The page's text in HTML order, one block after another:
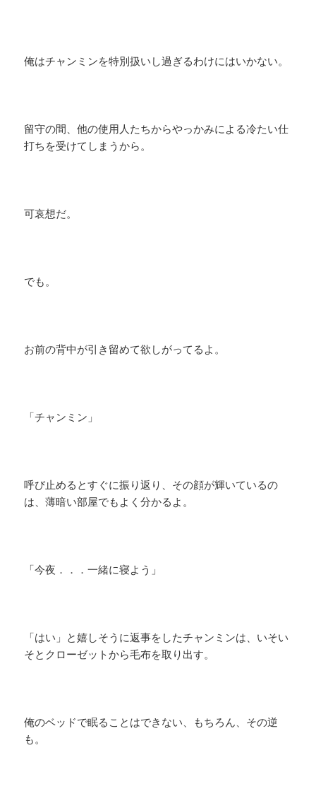
俺はチャンミンを特別扱いし過ぎるわけにはいかない。
留守の間、他の使用人たちからやっかみによる冷たい仕
打ちを受けてしまうから。
可哀想だ。
でも。
お前の背中が引き留めて欲しがってるよ。
「チャンミン」
呼び止めるとすぐに振り返り、その顔が輝いているの
は、薄暗い部屋でもよく分かるよ。
「今夜．．．一緒に寝よう」
「はい」と嬉しそうに返事をしたチャンミンは、いそい
そとクローゼットから毛布を取り出す。
俺のベッドで眠ることはできない、もちろん、その逆
も。